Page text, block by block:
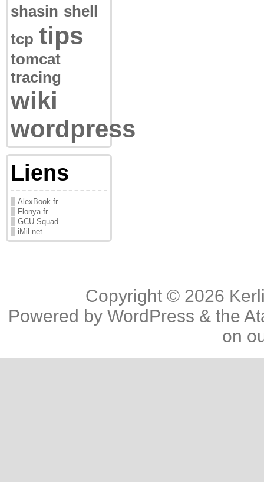
shasin shell
tcp tips
tomcat
tracing
wiki
wordpress
Liens
AlexBook.fr
Flonya.fr
GCU Squad
iMil.net
Copyright © 2026
Powered by WordPress & the
on